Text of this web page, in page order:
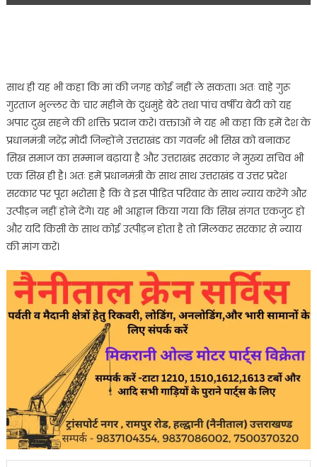
साथ ही यह भी कहा कि मां की जगह कोई नहीं ले सकता। अतः वाहे गुरू
गुरताज भुल्लर के चार महीने के दुधमुंहे बेटे तथा पांच वर्षीय बेटी को यह
अपार दुख सहने की शक्ति प्रदान करे। वक्ताओं ने यह भी कहा कि हमें देश के
प्रधानमंत्री नरेंद्र मोदी जिन्होंने उत्तराखंड का गवर्नर भी सिख को बनाकर
सिख समाज का सम्मान बढ़ाया है और उत्तराखंड सरकार ने मुख्य सचिव भी
एक सिख ही है। अतः हमें प्रधानमंत्री के साथ साथ उत्तराखंड व उत्तर प्रदेश
सरकार पर पूरा भरोसा है कि वे इस पीड़ित परिवार के साथ न्याय करेंगे और
उत्पीड़न नहीं होने देंगे। यह भी आह्वान किया गया कि सिख संगत एकजुट हो
और यदि किसी के साथ कोई उत्पीड़न होता है तो मिलकर सरकार से न्याय
की मांग करें।